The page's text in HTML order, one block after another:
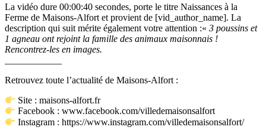
La vidéo dure 00:00:40 secondes, porte le titre Naissances à la
Ferme de Maisons-Alfort et provient de [vid_author_name]. La
description qui suit mérite également votre attention :« 3 poussins et
1 agneau ont rejoint la famille des animaux maisonnais !
Rencontrez-les en images.
Retrouvez toute l’actualité de Maisons-Alfort :
Site : maisons-alfort.fr
Facebook : www.facebook.com/villedemaisonsalfort
Instagram : https://www.instagram.com/villedemaisonsalfort/